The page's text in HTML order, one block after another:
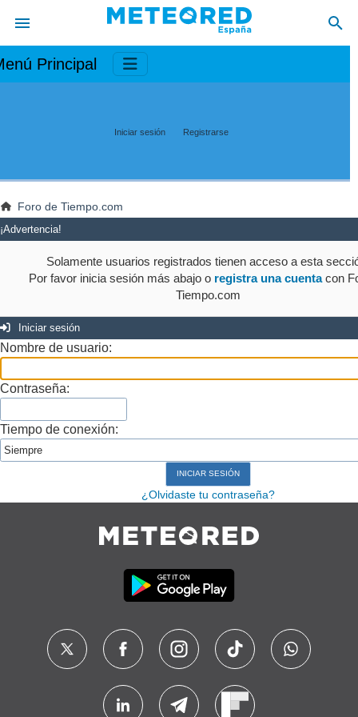
Principal
Iniciar sesión Registrarse
Foro de Tiempo.com
¡Advertencia!
Solamente usuarios registrados tienen acceso a esta
Por favor inicia sesión más abajo o registra una cuentacon
Tiempo.com
Iniciar sesión
Nombre de usuario:
Contraseña:
Tiempo de conexión:
¿Olvidaste tu contraseña?